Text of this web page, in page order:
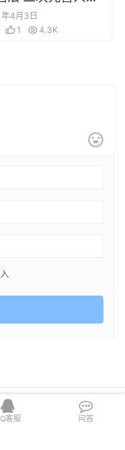
绘画教学 从真实
人到抽象系兽人
4月3日
1 4.3K
Powered by 绘世界
客服 问答